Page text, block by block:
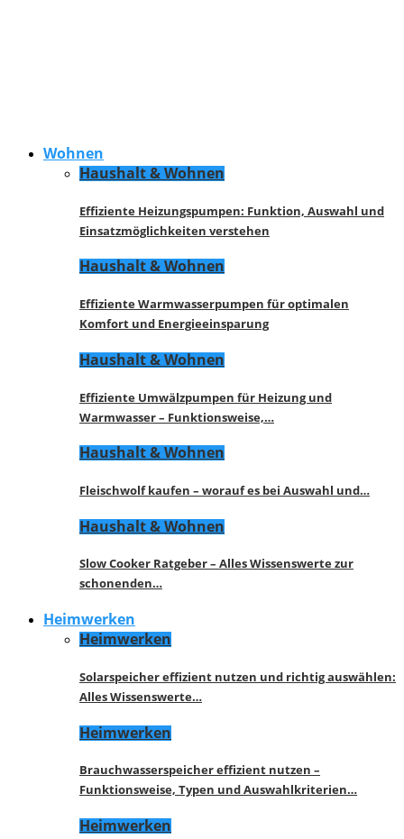
Wohnen
Haushalt & Wohnen
Effiziente Heizungspumpen: Funktion, Auswahl und
Einsatzmöglichkeiten verstehen
Haushalt & Wohnen
Effiziente Warmwasserpumpen für optimalen
Komfort und Energieeinsparung
Haushalt & Wohnen
Effiziente Umwälzpumpen für Heizung und
Warmwasser – Funktionsweise,…
Haushalt & Wohnen
Fleischwolf kaufen – worauf es bei Auswahl und…
Haushalt & Wohnen
Slow Cooker Ratgeber – Alles Wissenswerte zur
schonenden…
Heimwerken
Heimwerken
Solarspeicher effizient nutzen und richtig auswählen:
Alles Wissenswerte…
Heimwerken
Brauchwasserspeicher effizient nutzen –
Funktionsweise, Typen und Auswahlkriterien…
Heimwerken